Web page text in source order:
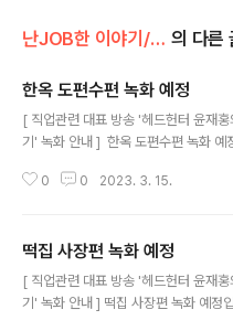
난JOB한 이야기/시청자 질문 의 다른
한옥 도편수편 녹화 예정
[ 직업관련 대표 방송 '헤드헌터 윤재
기' 녹화 안내 ] ​ 한옥 도편수편 녹화 예
시면 방송에서 빠짐 없이 질문해 드리
ory )도 많은 가입 바랍니다. 감사합니
: http://youtube.com/nanjobstory/
아하는 헤드헌터 : https://bit.ly/nj-
0 0 2023. 3. 15.
떡집 사장편 녹화 예정
[ 직업관련 대표 방송 '헤드헌터 윤재
기' 녹화 안내 ] 떡집 사장편 녹화 예정